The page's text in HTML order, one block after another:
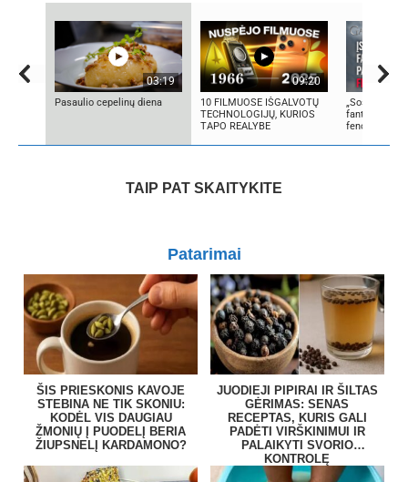
03:19
Pasaulio cepelinų diena
09:20
10 FILMUOSE IŠGALVOTŲ
TECHNOLOGIJŲ, KURIOS
TAPO REALYBE
„Sostų
fantastinio
fenomenas
TAIP PAT SKAITYKITE
Patarimai
ŠIS PRIESKONIS KAVOJE
STEBINA NE TIK SKONIU:
KODĖL VIS DAUGIAU
ŽMONIŲ Į PUODELĮ BERIA
ŽIUPSNELĮ KARDAMONO?
JUODIEJI PIPIRAI IR ŠILTAS
GĖRIMAS: SENAS
RECEPTAS, KURIS GALI
PADĖTI VIRŠKINIMUI IR
PALAIKYTI SVORIO
KONTROLĘ